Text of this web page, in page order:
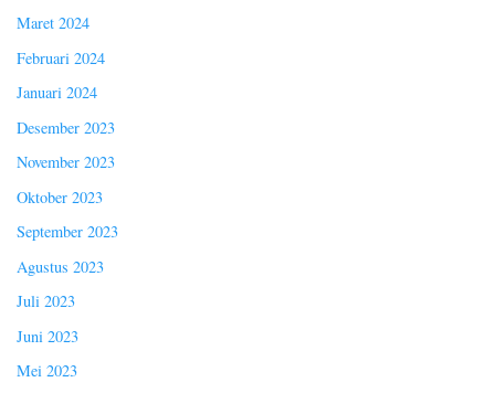
Maret 2024
Februari 2024
Januari 2024
Desember 2023
November 2023
Oktober 2023
September 2023
Agustus 2023
Juli 2023
Juni 2023
Mei 2023